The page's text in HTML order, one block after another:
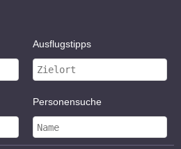
Ausflugstipps
Personensuche